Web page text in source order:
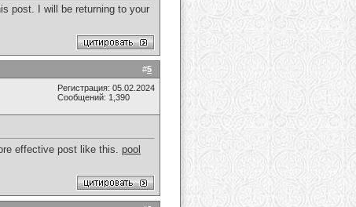
post. I will be returning to your
#5
Регистрация: 05.02.2024
Сообщений: 1,390
effective post like this. pool